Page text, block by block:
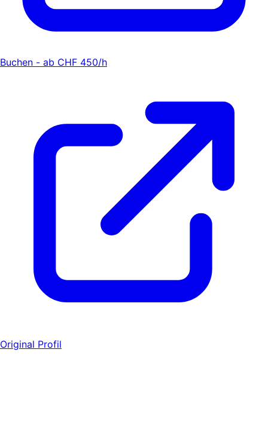
Buchen - ab CHF 450/h
Original Profil